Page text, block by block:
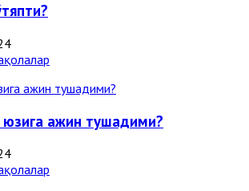
юзига ажин тушадими?